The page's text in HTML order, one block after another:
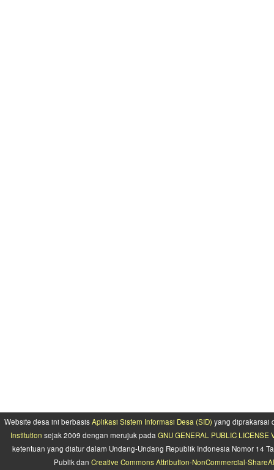
Website desa ini berbasisAplikasi Sistem Informasi Desa (SID) yang diprakarsai
Institution sejak 2009 dengan merujuk padaGNU GENERAL PUBLIC LICENSE
ketentuan yang diatur dalam Undang-Undang Republik Indonesia Nomor 14
Publik dan Creative Commons Attribution-NonCommercial-